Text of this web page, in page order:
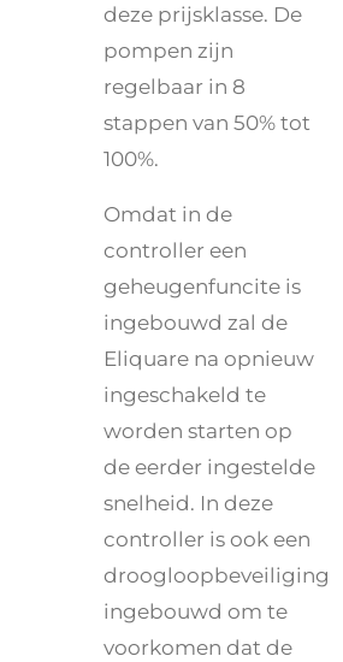
deze prijsklasse. De
pompen zijn
regelbaar in 8
stappen van 50% tot
100%.
Omdat in de
controller een
geheugenfuncite is
ingebouwd zal de
Eliquare na opnieuw
ingeschakeld te
worden starten op
de eerder ingestelde
snelheid. In deze
controller is ook een
droogloopbeveiliging
ingebouwd om te
voorkomen dat de